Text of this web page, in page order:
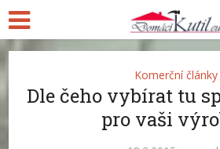
Komerční články
Dle čeho vybírat tu
pro vaši